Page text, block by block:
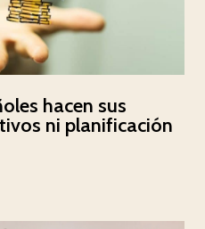
hacen sus
ni planificación